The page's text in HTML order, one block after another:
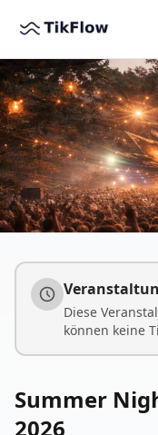
Diese
können keine
Summer
2026